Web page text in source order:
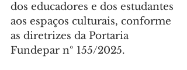
dos educadores e dos estudantes
aos espaços culturais, conforme
as diretrizes da Portaria
Fundepar nº 155/2025.